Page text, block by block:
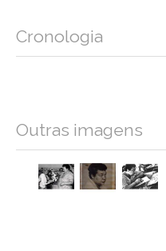
Cronologia
Outras imagens